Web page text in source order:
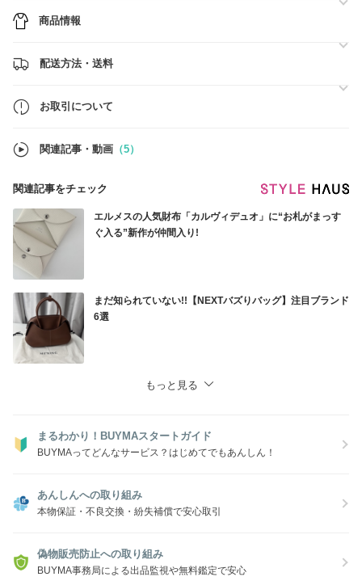
商品情報
配送方法・送料
お取引について
関連記事・動画 （5）
関連記事をチェック
エルメスの人気財布「カルヴィデュオ」に“お札がまっす
ぐ入る”新作が仲間入り!
まだ知られていない!!【NEXTバズりバッグ】注目ブランド
6選
もっと見る
まるわかり！BUYMAスタートガイド
BUYMAってどんなサービス？はじめてでもあんしん！
あんしんへの取り組み
本物保証・不良交換・紛失補償で安心取引
偽物販売防止への取り組み
BUYMA事務局による出品監視や無料鑑定で安心